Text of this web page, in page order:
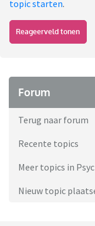
topic starten.
Reageerveld tonen
Forum
Terug naar forum
Recente topics
Meer topics in
Nieuw topic